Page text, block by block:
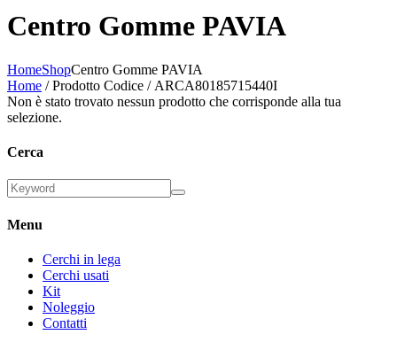
Centro Gomme PAVIA
HomeShopCentro Gomme PAVIA
Home / Prodotto Codice / ARCA80185715440I
Non è stato trovato nessun prodotto che corrisponde alla tua
selezione.
Cerca
Menu
Cerchi in lega
Cerchi usati
Kit
Noleggio
Contatti